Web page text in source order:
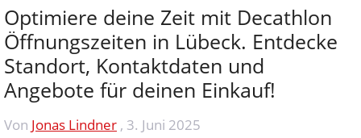
Optimiere deine Zeit mit Decathlon
Öffnungszeiten in Lübeck. Entdecke
Standort, Kontaktdaten und
Angebote für deinen Einkauf!
Von Jonas Lindner , 3. Juni 2025